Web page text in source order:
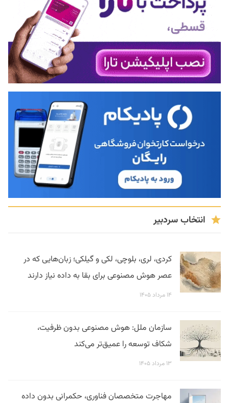
انتخاب سردبیر
کردی، لری، بلوچی، لکی و گیلکی؛ زبان‌هایی که در
عصر هوش مصنوعی برای بقا به داده نیاز دارند
۱۴ مرداد ۱۴۰۵
سازمان ملل: هوش مصنوعی بدون ظرفیت،
شکاف توسعه را عمیق‌تر می‌کند
۱۳ مرداد ۱۴۰۵
مهاجرت متخصصان فناوری، حکمرانی بدون داده